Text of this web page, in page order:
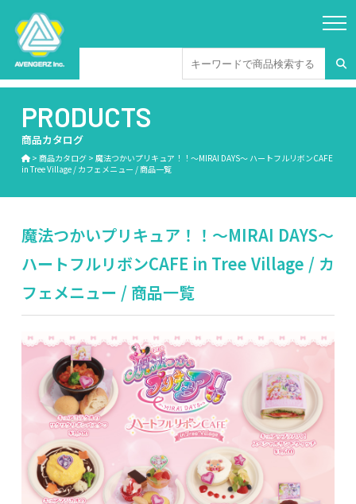
PRODUCTS
商品カタログ
> 商品カタログ> 魔法つかいプリキュア！！～MIRAI DAYS～ ハートフルリボンCAFE
in Tree Village / カフェメニュー / 商品一覧
魔法つかいプリキュア！！～MIRAI DAYS～
ハートフルリボンCAFE in Tree Village / カ
フェメニュー / 商品一覧